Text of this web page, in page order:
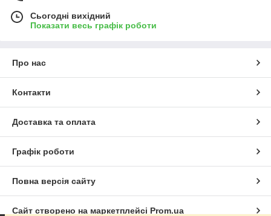
Сьогодні вихідний
Показати весь графік роботи
Про нас
Контакти
Доставка та оплата
Графік роботи
Повна версія сайту
Сайт створено на маркетплейсі Prom.ua